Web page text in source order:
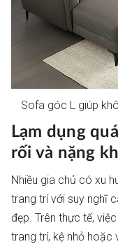
Sofa góc L giúp
Lạm dụng
rối và nặng
Nhiều gia chủ có xu
trang trí với suy nghĩ
đẹp. Trên thực tế,
trang trí, kệ nhỏ hoặc